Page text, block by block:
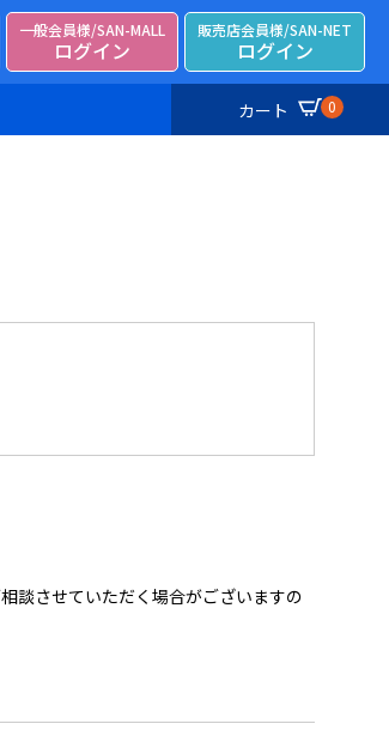
一般会員様/SAN-MALL
ログイン
販売店会員様/SAN-NET
ログイン
カート 0
談させていただく場合がございますの